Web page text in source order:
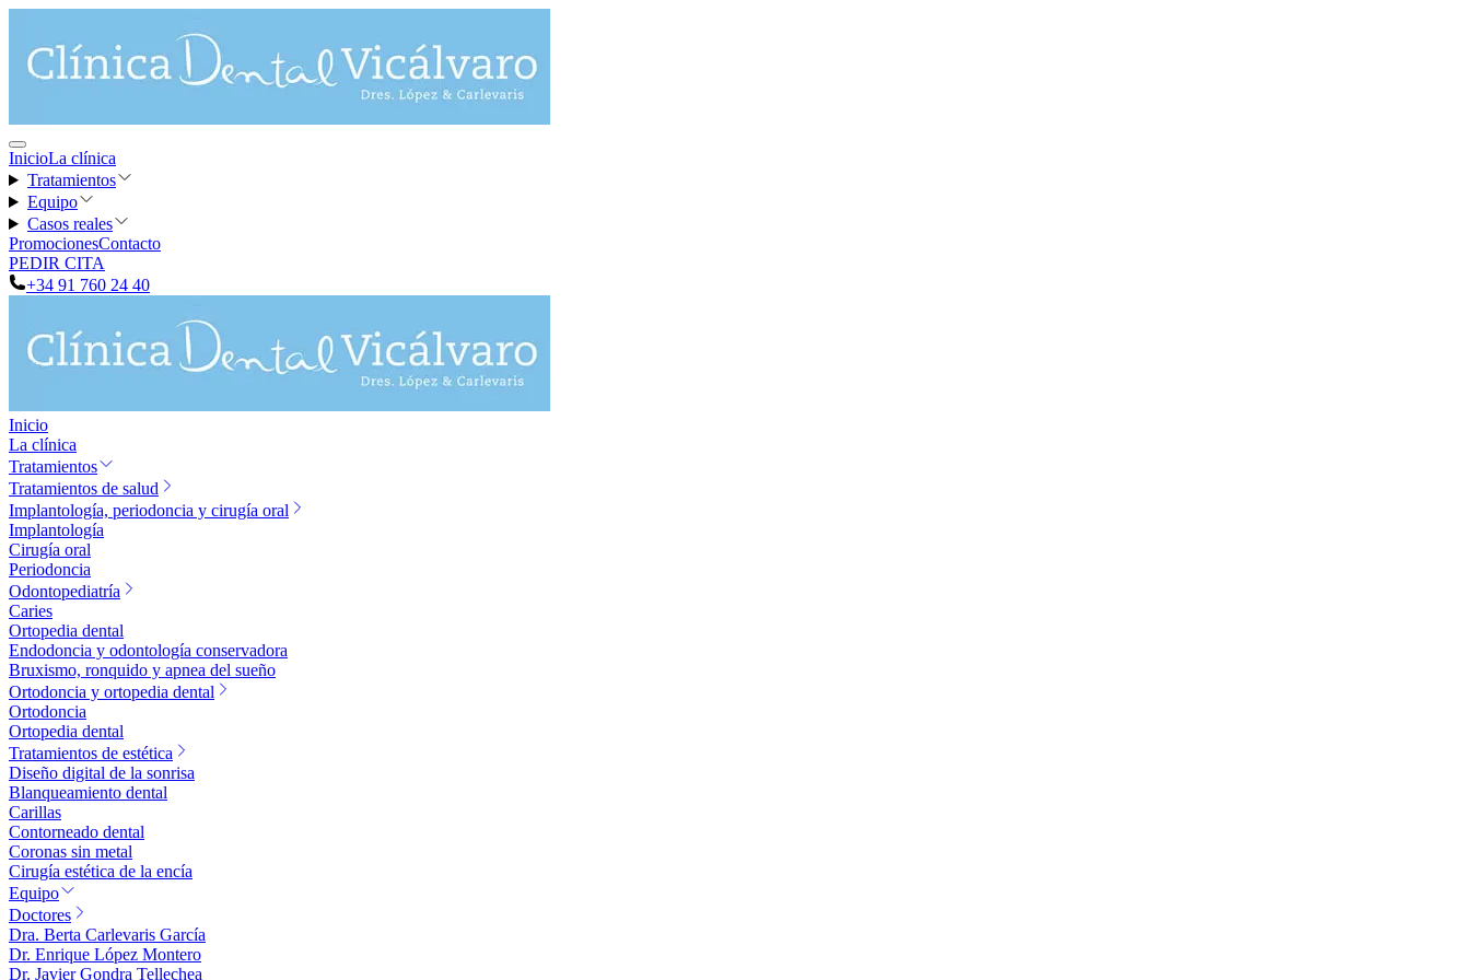
InicioLa clínica
Tratamientos
Equipo
Casos reales
PromocionesContacto
PEDIR CITA
+34 91 760 24 40
Inicio
La clínica
Tratamientos
Tratamientos de salud
Implantología, periodoncia y cirugía oral
Implantología
Cirugía oral
Periodoncia
Odontopediatría
Caries
Ortopedia dental
Endodoncia y odontología conservadora
Bruxismo, ronquido y apnea del sueño
Ortodoncia y ortopedia dental
Ortodoncia
Ortopedia dental
Tratamientos de estética
Diseño digital de la sonrisa
Blanqueamiento dental
Carillas
Contorneado dental
Coronas sin metal
Cirugía estética de la encía
Equipo
Doctores
Dra. Berta Carlevaris García
Dr. Enrique López Montero
Dr. Javier Gondra Tellechea